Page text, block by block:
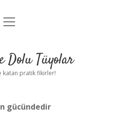
Uyarı
menüyü
Dolu Tüyolar
katan pratik fikirler!
gücündedir